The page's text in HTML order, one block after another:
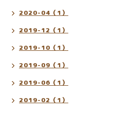
2020-04（1）
2019-12（1）
2019-10（1）
2019-09（1）
2019-06（1）
2019-02（1）